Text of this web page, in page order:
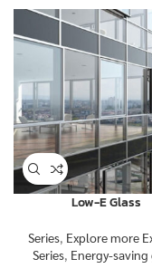
Low-E Glass
Series, Explore more
Series, Energy-saving